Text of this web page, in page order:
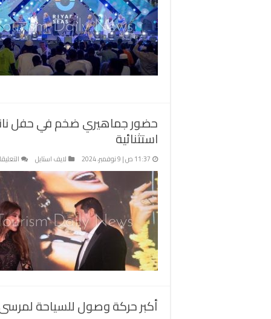
حضور جماهيري ضخم في حفل
استثنائية
11:37 ص | 9 نوفمبر، 2024 لايف استايل
أكبر حركة وصول للسياحة لمرسى علم .. 36 رحلة